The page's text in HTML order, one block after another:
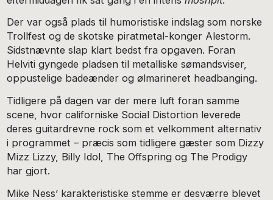
Der var også plads til humoristiske indslag som norske
Trollfest og de skotske piratmetal-konger Alestorm.
Sidstnævnte slap klart bedst fra opgaven. Foran
Helviti gyngede pladsen til metalliske sømandsviser,
oppustelige badeænder og ølmarineret headbanging.
Tidligere på dagen var der mere luft foran samme
scene, hvor californiske Social Distortion leverede
deres guitardrevne rock som et velkomment alternativ
i programmet – præcis som tidligere gæster som Dizzy
Mizz Lizzy, Billy Idol, The Offspring og The Prodigy
har gjort.
Mike Ness’ karakteristiske stemme er desværre blevet